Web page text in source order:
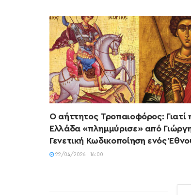
Ο αήττητος Τροπαιοφόρος: Γιατί
Ελλάδα «πλημμύρισε» από
Γενετική Κωδικοποίηση ενός
22/04/2026 | 16:00